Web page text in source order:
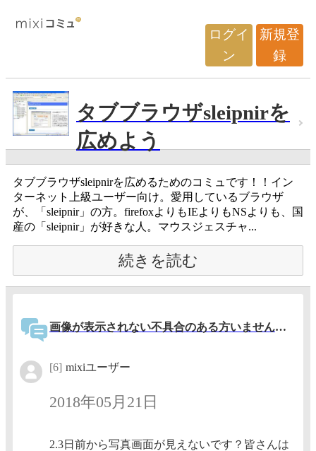
ログイ
ン
新規登
録
タブブラウザsleipnirを
広めよう
タブブラウザsleipnirを広めるためのコミュです！！イン
ターネット上級ユーザー向け。愛用しているブラウザ
が、「sleipnir」の方。firefoxよりもIEよりもNSよりも、国
産の「sleipnir」が好きな人。マウスジェスチャ...
続きを読む
画像が表示されない不具合のある方いませんか？
[6] mixiユーザー
2018年05月21日
2.3日前から写真画面が見えないです？皆さんは